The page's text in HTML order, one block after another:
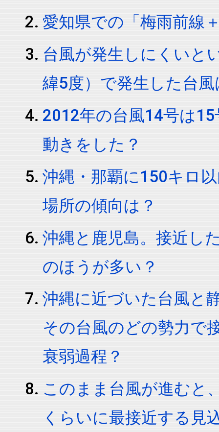
愛知県での「梅雨前線
台風が発生しにくいと
緯5度）で発生した台
2012年の台風14号は
動きをした？
沖縄・那覇に150キロ
場所の傾向は？
沖縄と鹿児島。接近し
のほうが多い？
沖縄に近づいた台風と
その台風のどの勢力で
衰弱過程？
このまま台風が進むと
くらいに最接近する見